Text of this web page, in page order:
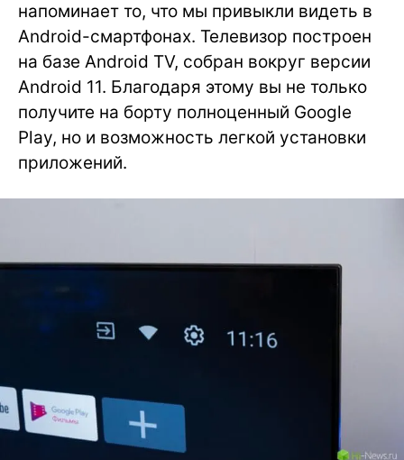
напоминает то, что мы привыкли видеть в
Android-смартфонах. Телевизор построен
на базе Android TV, собран вокруг версии
Android 11. Благодаря этому вы не только
получите на борту полноценный Google
Play, но и возможность легкой установки
приложений.